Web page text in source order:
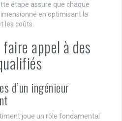
étape assure que chaque
en optimisant la
les coûts.
appel à des
d’un ingénieur
joue un rôle fondamental